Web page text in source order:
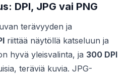
DPI, JPG vai PNG
terävyyden ja
riittää näytöllä katseluun ja
hyvä yleisvalinta, ja 300 DPI
teräviä kuvia. JPG-